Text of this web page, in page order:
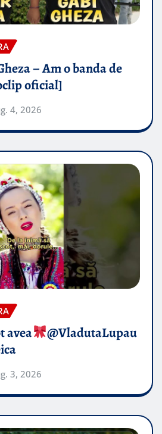
– Am o banda de
oficial]
4, 2026
avea
​@VladutaLupau
3, 2026